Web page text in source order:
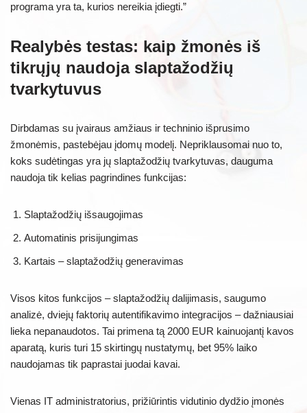
programa yra ta, kurios nereikia įdiegti.”
Realybės testas: kaip žmonės iš
tikrųjų naudoja slaptažodžių
tvarkytuvus
Dirbdamas su įvairaus amžiaus ir techninio išprusimo
žmonėmis, pastebėjau įdomų modelį. Nepriklausomai nuo to,
koks sudėtingas yra jų slaptažodžių tvarkytuvas, dauguma
naudoja tik kelias pagrindines funkcijas:
Slaptažodžių išsaugojimas
Automatinis prisijungimas
Kartais – slaptažodžių generavimas
Visos kitos funkcijos – slaptažodžių dalijimasis, saugumo
analizė, dviejų faktorių autentifikavimo integracijos – dažniausiai
lieka nepanaudotos. Tai primena tą 2000 EUR kainuojantį kavos
aparatą, kuris turi 15 skirtingų nustatymų, bet 95% laiko
naudojamas tik paprastai juodai kavai.
Vienas IT administratorius, prižiūrintis vidutinio dydžio įmonės